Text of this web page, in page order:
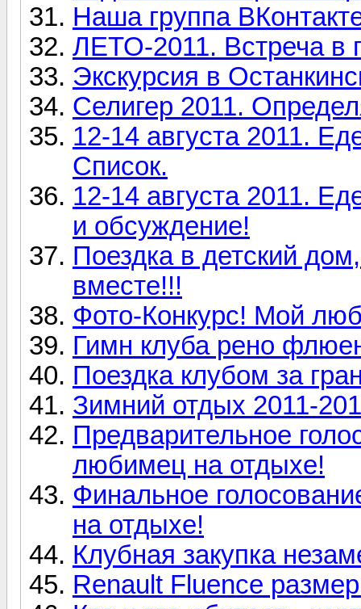
Наша группа
ЛЕТО-2011. Встреча в
Экскурсия в
Селигер 2011.
12-14 августа 2011.
Список.
12-14 августа 2011.
и обсуждение!
Поездка в детский
вместе!!!
Фото-Конкурс! Мой
Гимн клуба рено
Поездка клубом за
Зимний отдых 2011-
Предварительное
любимец на отдыхе!
Финальное
на отдыхе!
Клубная закупка
Renault Fluence